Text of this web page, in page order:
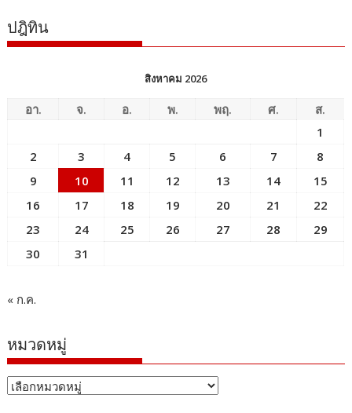
ปฎิทิน
สิงหาคม 2026
อา. จ. อ. พ. พฤ. ศ.
ส.
1
2
3 4 5 6 7
8
9
10 11 12 13 14
15
16
17 18 19 20 21
22
23
24 25 26 27 28
29
30
31
« ก.ค.
หมวดหมู่
หมวด